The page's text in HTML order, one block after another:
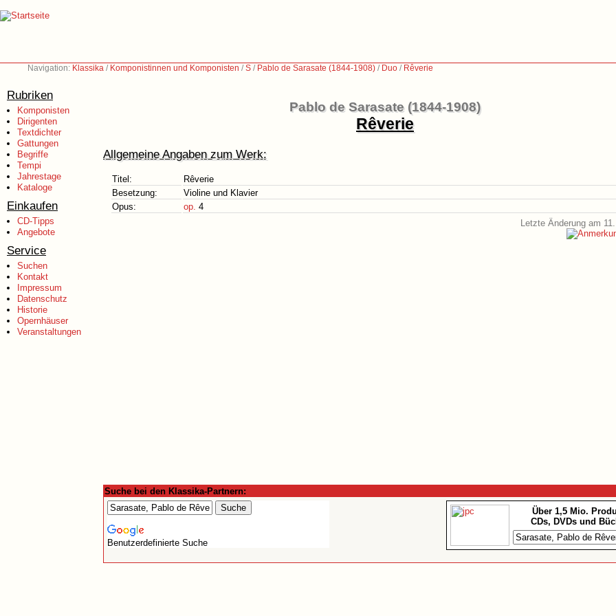
Navigation: Klassika / Komponistinnen und Komponisten /S / Pablo de Sarasate (1844-1908) / Duo / Rêverie
Rubriken
Komponisten
Dirigenten
Textdichter
Gattungen
Begriffe
Tempi
Jahrestage
Kataloge
Einkaufen
CD-Tipps
Angebote
Service
Suchen
Kontakt
Impressum
Datenschutz
Historie
Opernhäuser
Veranstaltungen
Pablo de Sarasate (1844-1908)
Rêverie
Allgemeine Angaben zum Werk:
Titel:
Rêverie
Besetzung:
Violine und Klavier
Opus:
op. 4
Letzte Änderung am
Suche bei den Klassika-Partnern:
Benutzerdefinierte Suche
Über 1,5 Mio.
CDs, DVDs und